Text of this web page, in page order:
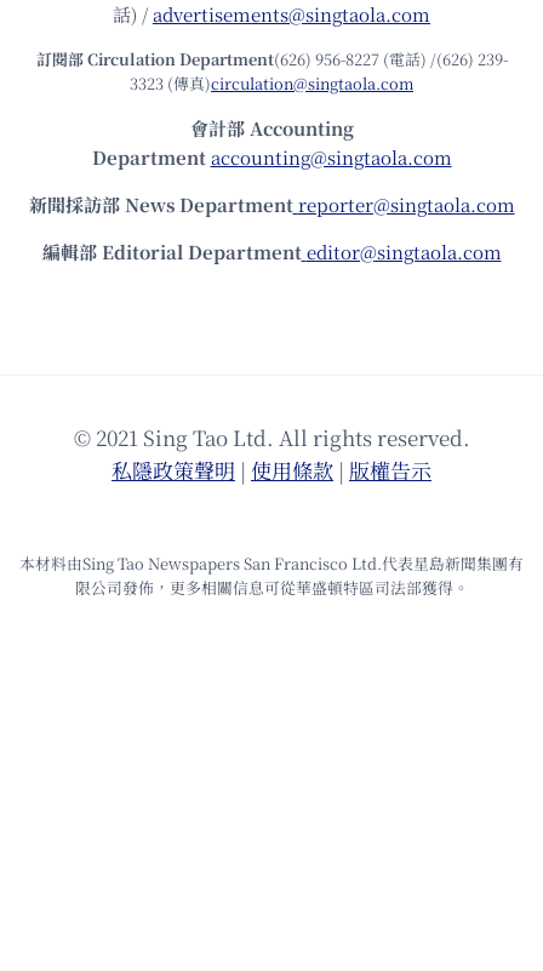
話) /advertisements@singtaola.com
訂閱部 Circulation Department(626) 956-8227 (電話) /(626) 239-
3323 (傳真)circulation@singtaola.com
會計部 Accounting
Department accounting@singtaola.com
新聞採訪部 News Department reporter@singtaola.com
編輯部 Editorial Department editor@singtaola.com
© 2021 Sing Tao Ltd. All rights reserved.
私隱政策聲明 | 使⽤條款 | 版權告⽰
本材料由Sing Tao Newspapers San Francisco Ltd.代表星島新聞集團有
限公司發佈，更多相關信息可從華盛頓特區司法部獲得。